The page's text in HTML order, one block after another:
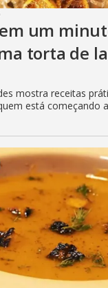
um
torta de
mostra receitas
está começando